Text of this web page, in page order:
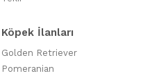
Köpek İlanları
Golden Retriever
Pomeranian